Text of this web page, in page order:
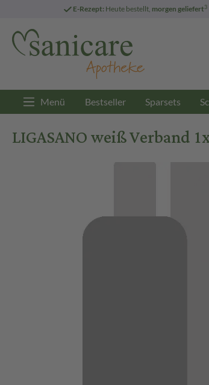
E-Rezept: Heute bestellt, morgen geliefert3
Menü Bestseller Sparsets
LIGASANO weiß Verband